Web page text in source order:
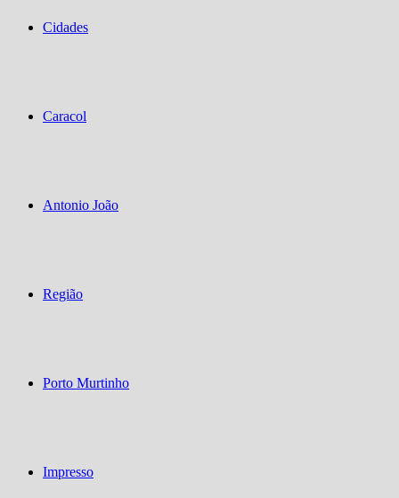
Cidades
Caracol
Antonio João
Região
Porto Murtinho
Impresso